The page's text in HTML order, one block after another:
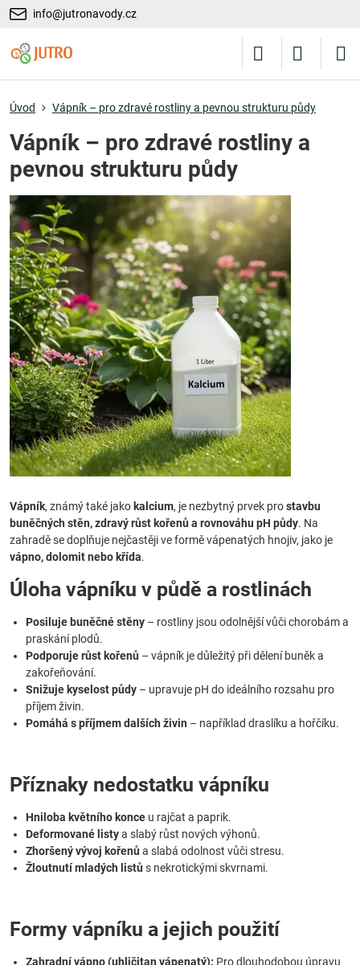
info@jutronavody.cz
Úvod Vápník – pro zdravé rostliny a pevnou strukturu půdy
Vápník – pro zdravé rostliny a
pevnou strukturu půdy
Vápník, známý také jako kalcium, je nezbytný prvek prostavbu
buněčných stěn, zdravý růst kořenů a rovnováhu pH půdy. Na
zahradě se doplňuje nejčastěji ve formě vápenatých hnojiv, jako je
vápno, dolomit nebo křída.
Úloha vápníku v půdě a rostlinách
Posiluje buněčné stěny – rostliny jsou odolnější vůči chorobám a
praskání plodů.
Podporuje růst kořenů – vápník je důležitý při dělení buněk a
zakořeňování.
Snižuje kyselost půdy – upravuje pH do ideálního rozsahu pro
příjem živin.
Pomáhá s příjmem dalších živin – například draslíku a hořčíku.
Příznaky nedostatku vápníku
Hniloba květního konce u rajčat a paprik.
Deformované listya slabý růst nových výhonů.
Zhoršený vývoj kořenů a slabá odolnost vůči stresu.
Žloutnutí mladých listů s nekrotickými skvrnami.
Formy vápníku a jejich použití
Zahradní vápno (uhličitan vápenatý): Pro dlouhodobou úpravu